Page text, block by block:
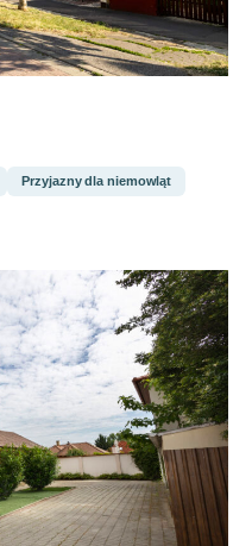
Przyjazny dla niemowląt